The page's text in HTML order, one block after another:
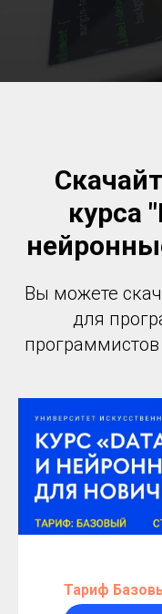
курса
Вы можете
для
Тариф